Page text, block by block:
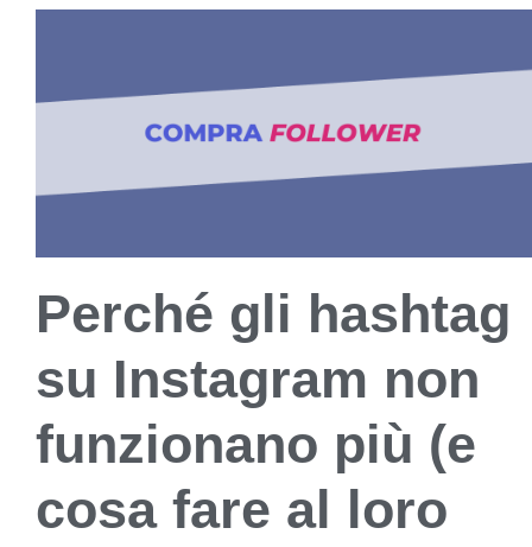
Perché gli hashtag
su Instagram non
funzionano più (e
cosa fare al loro